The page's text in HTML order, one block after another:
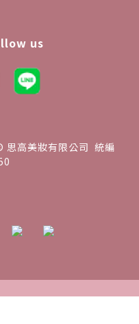
us
思高美妝有限公司 統編